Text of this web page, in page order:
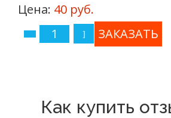
Цена: 40 руб.
Как купить